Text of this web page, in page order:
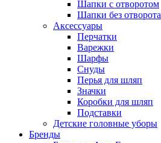
Шапки с отворотом
Шапки без отворота
Аксессуары
Перчатки
Варежки
Шарфы
Снуды
Перья для шляп
Значки
Коробки для шляп
Подставки
Детские головные уборы
Бренды